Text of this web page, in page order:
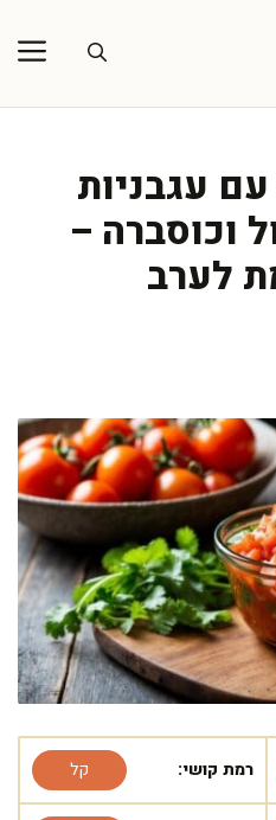
עגבניות
וכוסברה –
לערב
רמת קושי: קל